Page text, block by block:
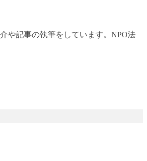
や記事の執筆をしています。NPO法